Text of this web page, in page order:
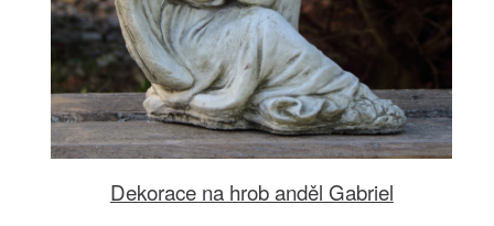
Dekorace na hrob anděl Gabriel